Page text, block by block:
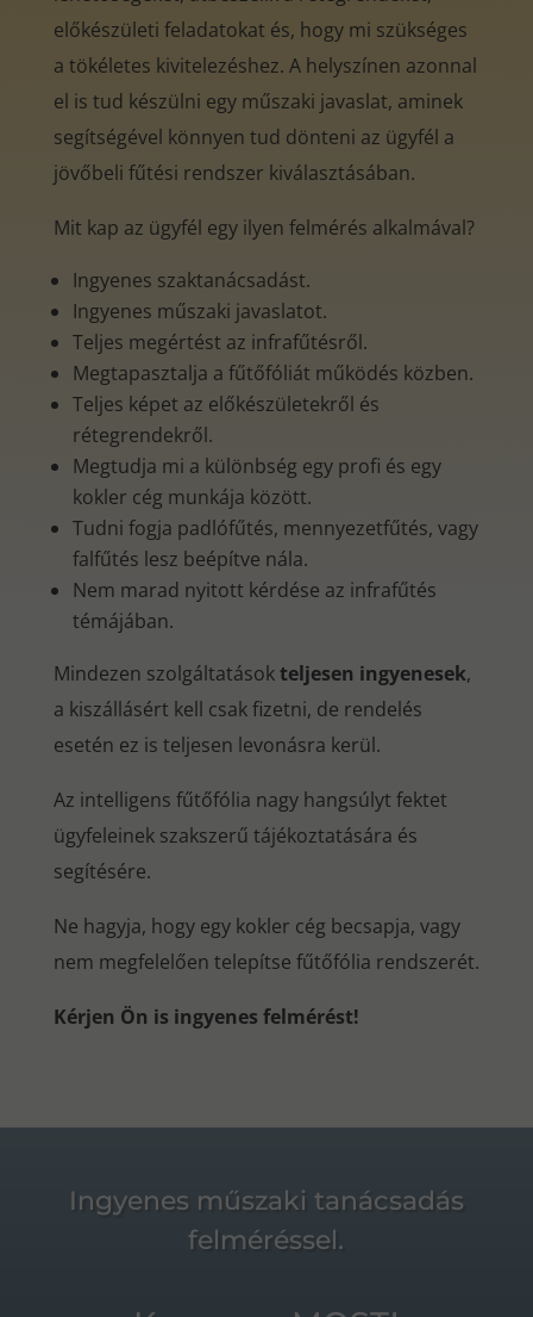
előkészületi feladatokat és, hogy mi szükséges
a tökéletes kivitelezéshez. A helyszínen azonnal
el is tud készülni egy műszaki javaslat, aminek
segítségével könnyen tud dönteni az ügyfél a
jövőbeli fűtési rendszer kiválasztásában.
Mit kap az ügyfél egy ilyen felmérés alkalmával?
Ingyenes szaktanácsadást.
Ingyenes műszaki javaslatot.
Teljes megértést az infrafűtésről.
Megtapasztalja a fűtőfóliát működés közben.
Teljes képet az előkészületekről és
rétegrendekről.
Megtudja mi a különbség egy profi és egy
kokler cég munkája között.
Tudni fogja padlófűtés, mennyezetfűtés, vagy
falfűtés lesz beépítve nála.
Nem marad nyitott kérdése az infrafűtés
témájában.
Mindezen szolgáltatásokteljesen ingyenesek,
a kiszállásért kell csak fizetni, de rendelés
esetén ez is teljesen levonásra kerül.
Az intelligens fűtőfólia nagy hangsúlyt fektet
ügyfeleinek szakszerű tájékoztatására és
segítésére.
Ne hagyja, hogy egy kokler cég becsapja, vagy
nem megfelelően telepítse fűtőfólia rendszerét.
Kérjen Ön is ingyenes felmérést!
Ingyenes műszaki tanácsadás
felméréssel.